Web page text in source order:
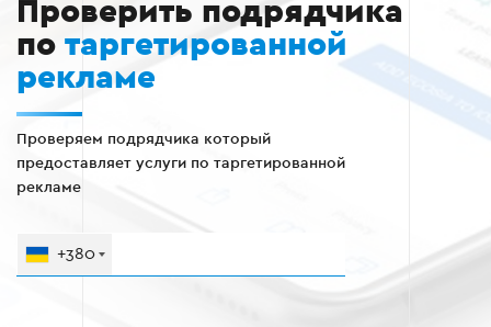
Проверить подрядчика
по таргетированной
рекламе
Проверяем подрядчика который
предоставляет услуги по таргетированной
рекламе
+380